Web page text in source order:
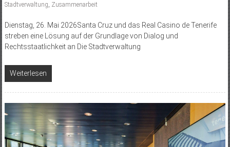
Stadtverwaltung, Zusammenarbeit
Dienstag, 26. Mai 2026Santa Cruz und das Real Casino de Tenerife
streben eine Lösung auf der Grundlage von Dialog und
Rechtsstaatlichkeit an Die Stadtverwaltung
Weiterlesen